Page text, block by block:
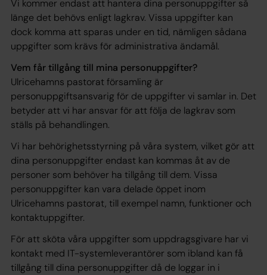
Vi kommer endast att hantera dina personuppgifter så
länge det behövs enligt lagkrav. Vissa uppgifter kan
dock komma att sparas under en tid, nämligen sådana
uppgifter som krävs för administrativa ändamål.
Vem får tillgång till mina personuppgifter?
Ulricehamns pastorat församling är
personuppgiftsansvarig för de uppgifter vi samlar in. Det
betyder att vi har ansvar för att följa de lagkrav som
ställs på behandlingen.
Vi har behörighetsstyrning på våra system, vilket gör att
dina personuppgifter endast kan kommas åt av de
personer som behöver ha tillgång till dem. Vissa
personuppgifter kan vara delade öppet inom
Ulricehamns pastorat, till exempel namn, funktioner och
kontaktuppgifter.
För att sköta våra uppgifter som uppdragsgivare har vi
kontakt med IT-systemleverantörer som ibland kan få
tillgång till dina personuppgifter då de loggar in i